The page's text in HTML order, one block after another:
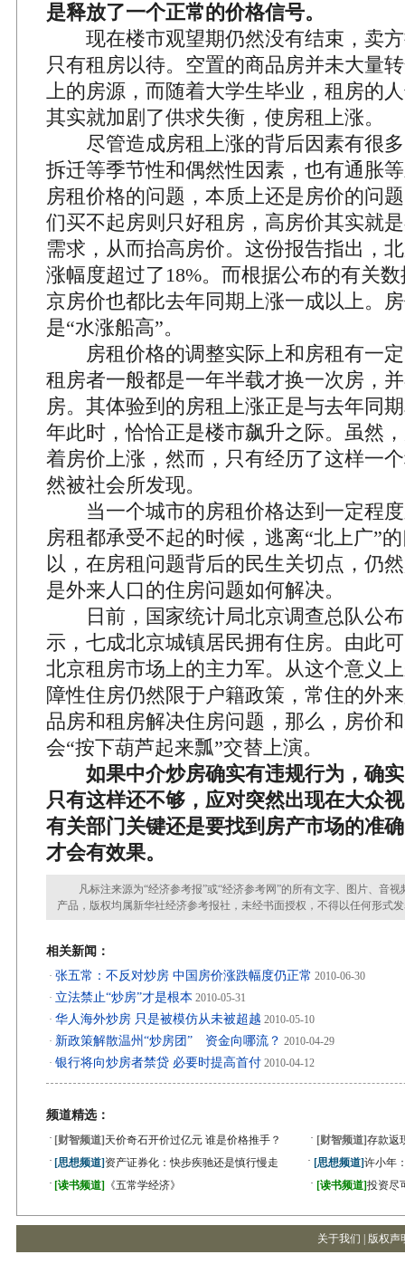
是释放了一个正常的价格信号。
现在楼市观望期仍然没有结束，卖方
只有租房以待。空置的商品房并未大量
上的房源，而随着大学生毕业，租房的
其实就加剧了供求失衡，使房租上涨。
尽管造成房租上涨的背后因素有很多
拆迁等季节性和偶然性因素，也有通胀
房租价格的问题，本质上还是房价的问
们买不起房则只好租房，高房价其实就
需求，从而抬高房价。这份报告指出，
涨幅度超过了18%。而根据公布的有关
京房价也都比去年同期上涨一成以上。
是“水涨船高”。
房租价格的调整实际上和房租有一定
租房者一般都是一年半载才换一次房，
房。其体验到的房租上涨正是与去年同
年此时，恰恰正是楼市飙升之际。虽然
着房价上涨，然而，只有经历了这样一
然被社会所发现。
当一个城市的房租价格达到一定程度
房租都承受不起的时候，逃离“北上广”
以，在房租问题背后的民生关切点，仍
是外来人口的住房问题如何解决。
日前，国家统计局北京调查总队公布
示，七成北京城镇居民拥有住房。由此
北京租房市场上的主力军。从这个意义
障性住房仍然限于户籍政策，常住的外
品房和租房解决住房问题，那么，房价
会“按下葫芦起来瓢”交替上演。
如果中介炒房确实有违规行为，确
只有这样还不够，应对突然出现在大众
有关部门关键还是要找到房产市场的准
才会有效果。
凡标注来源为“经济参考报”或“经济参考网”的所有文字、图片、音视
产品，版权均属新华社经济参考报社，未经书面授权，不得以任何形式
相关新闻：
· 张五常：不反对炒房 中国房价涨跌幅度仍正常 2010-06-30
· 立法禁止“炒房”才是根本 2010-05-31
· 华人海外炒房 只是被模仿从未被超越 2010-05-10
· 新政策解散温州“炒房团” 资金向哪流？ 2010-04-29
· 银行将向炒房者禁贷 必要时提高首付 2010-04-12
频道精选：
· [财智频道] 天价奇石开价过亿元 谁是价格推手？ · [财智频道]存款返
· [思想频道] 资产证券化：快步疾驰还是慎行慢走 · [思想频道]许小年
· [读书频道] 《五常学经济》 · [读书频道]投资尽